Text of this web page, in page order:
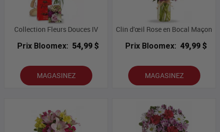
Collection Fleurs Douces IV
Prix Bloomex: 54,99 $
MAGASINEZ
Clin d'œil Rose en Bocal Maçon
Prix Bloomex: 49,99 $
MAGASINEZ